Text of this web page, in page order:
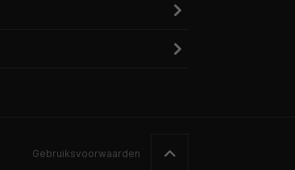
Gebruiksvoorwaarden